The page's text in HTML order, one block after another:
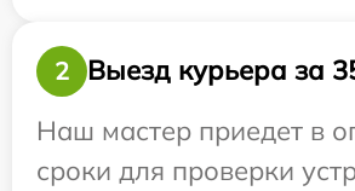
2
Выезд курьера за
Наш мастер приедет в
сроки для проверки